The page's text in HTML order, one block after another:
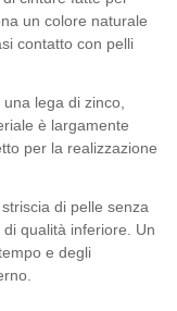
un colore naturale
contatto con pelli
lega di zinco,
è largamente
per la realizzazione
di pelle senza
qualità inferiore. Un
e degli